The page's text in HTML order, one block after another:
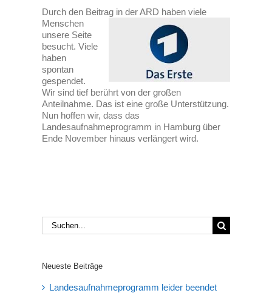
Durch den Beitrag in der ARD haben viele
Menschen
unsere Seite
besucht. Viele
haben
spontan
gespendet.
Wir sind tief berührt von der großen
Anteilnahme. Das ist eine große Unterstützung.
Nun hoffen wir, dass das
Landesaufnahmeprogramm in Hamburg über
Ende November hinaus verlängert wird.
Suche
nach:
Neueste Beiträge
Landesaufnahmeprogramm leider beendet